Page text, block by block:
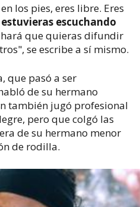
los pies, eres libre. Eres
escuchando
hará que quieras difundir
se escribe a sí mismo.
que pasó a ser
de su hermano
también jugó profesional
pero que colgó las
de su hermano menor
de rodilla.